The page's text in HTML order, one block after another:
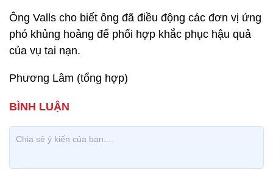
Ông Valls cho biết ông đã điều động các đơn vị ứng
phó khủng hoảng để phối hợp khắc phục hậu quả
của vụ tai nạn.
Phương Lâm (tổng hợp)